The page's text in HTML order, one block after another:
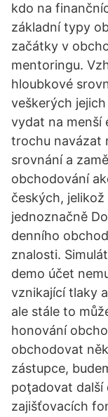
kdo na
základní typy
začátky v
mentoringu.
hloubkové
veškerých
vydat na menší
trochu navázat
srovnání a
obchodování
českých,
jednoznačně
denního
znalosti.
demo účet
vznikající tlaky
ale stále to
honování
obchodovat
zástupce,
poţadovat další
zajišťovacích